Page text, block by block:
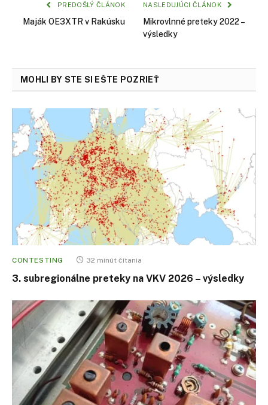
PREDOŠLÝ ČLÁNOK
Maják OE3XTR v Rakúsku
NASLEDUJÚCI ČLÁNOK
Mikrovlnné preteky 2022 –
výsledky
MOHLI BY STE SI EŠTE POZRIEŤ
CONTESTING 32 minút čítania
3. subregionálne preteky na VKV 2026 – výsledky